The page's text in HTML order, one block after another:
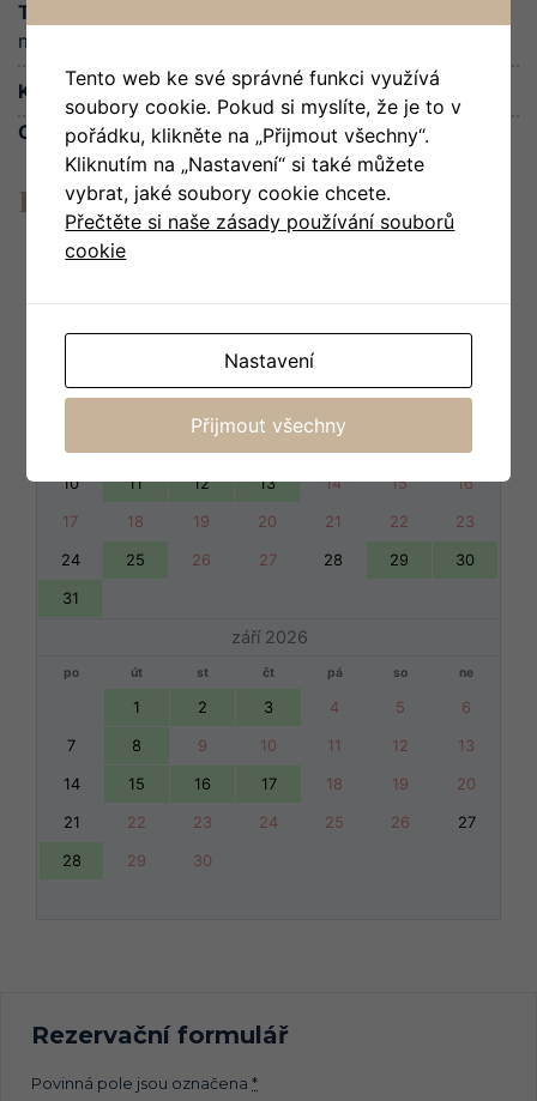
Typ postele:
manželská postel
Kategorie: Zámecké apartmány
Cena začína na: 2 350Kč za noc
Dostupnost
čt
10
11 12 13 14 15
16
17
18 19 20 21 22
23
24
25 26 27 28 29
30
31
září 2026
po út st čt pá so ne
1 2 3 4 5
6
7
8 9 10 11 12
13
14
15 16 17 18 19
20
21
22 23 24 25 26
27
28
29 30
Rezervační formulář
Povinná pole jsou označena *
Tento web ke své správné funkci využívá
soubory cookie. Pokud si myslíte, že je to v
pořádku, klikněte na „Přijmout všechny“.
Kliknutím na „Nastavení“ si také můžete
vybrat, jaké soubory cookie chcete.
Přečtěte si naše zásady používání souborů
cookie
Nastavení
Přijmout všechny